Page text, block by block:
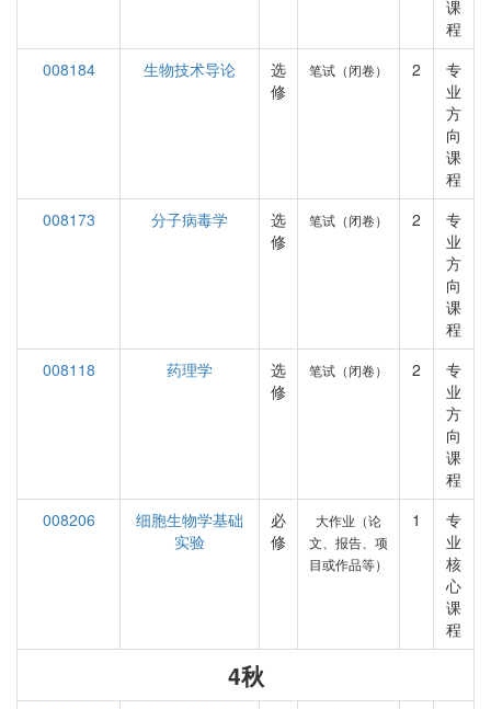
课
程
008184
生物技术导论
选
修
笔试（闭卷） 2
专
业
方
向
课
程
008173
分子病毒学
选
修
笔试（闭卷） 2
专
业
方
向
课
程
008118
药理学
选
修
笔试（闭卷） 2
专
业
方
向
课
程
008206
细胞生物学基础
实验
必
修
大作业（论
文、报告、项
目或作品等）
1
专
业
核
心
课
程
4秋